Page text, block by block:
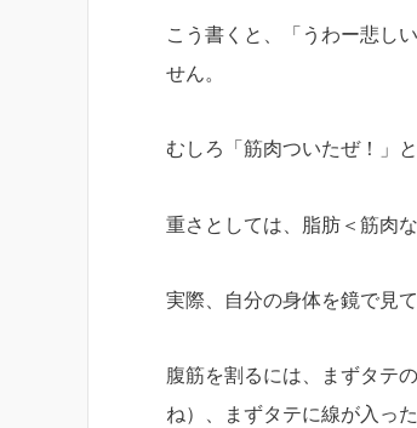
こう書くと、「うわー悲し
せん。
むしろ「筋肉ついたぜ！」
重さとしては、脂肪＜筋肉
実際、自分の身体を鏡で見
腹筋を割るには、まずタテ
ね）、まずタテに線が入っ